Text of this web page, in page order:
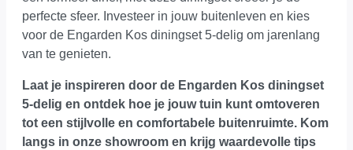
perfecte sfeer. Investeer in jouw buitenleven en kies
voor de Engarden Kos diningset 5-delig om jarenlang
van te genieten.
Laat je inspireren door de Engarden Kos diningset
5-delig en ontdek hoe je jouw tuin kunt omtoveren
tot een stijlvolle en comfortabele buitenruimte. Kom
langs in onze showroom en krijg waardevolle tips